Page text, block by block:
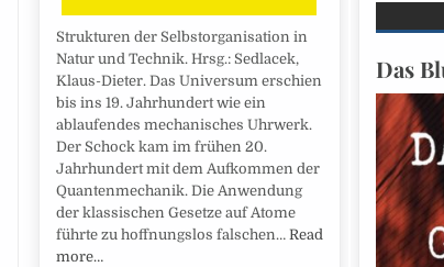
Strukturen der Selbstorganisation in
Natur und Technik. Hrsg.: Sedlacek,
Klaus-Dieter. Das Universum erschien
bis ins 19. Jahrhundert wie ein
ablaufendes mechanisches Uhrwerk.
Der Schock kam im frühen 20.
Jahrhundert mit dem Aufkommen der
Quantenmechanik. Die Anwendung
der klassischen Gesetze auf Atome
führte zu hoffnungslos falschen… Read
more…
Das